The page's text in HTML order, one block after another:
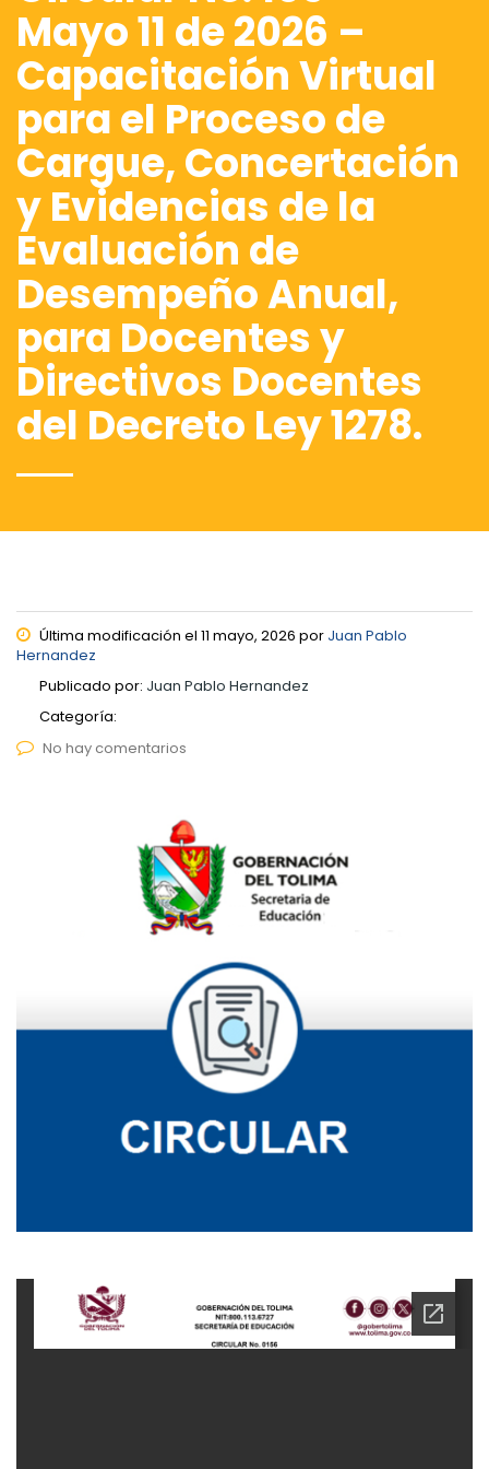
Mayo 11 de 2026 –
Capacitación Virtual
para el Proceso de
Cargue, Concertación
y Evidencias de la
Evaluación de
Desempeño Anual,
para Docentes y
Directivos Docentes
del Decreto Ley 1278.
Última modificación el 11 mayo, 2026 por Juan Pablo
Hernandez
Publicado por: Juan Pablo Hernandez
Categoría:
No hay comentarios